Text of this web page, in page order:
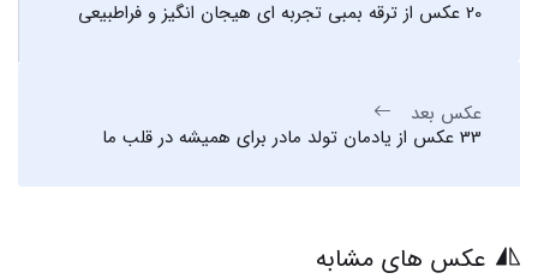
20 عکس از ترقه بمبی تجربه ای هیجان انگیز و فراطبیعی
عکس بعد
33 عکس از یادمان تولد مادر برای همیشه در قلب ما
عکس های مشابه